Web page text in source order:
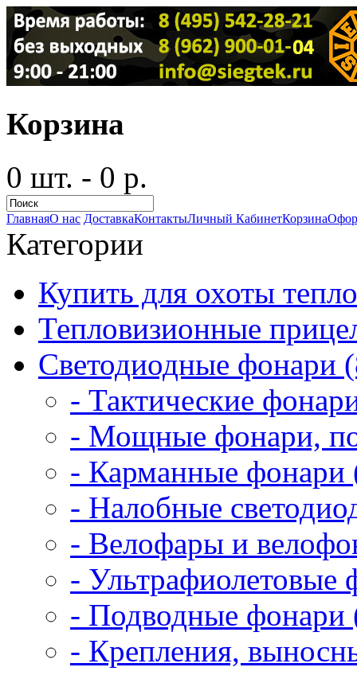
Корзина
0 шт. - 0 р.
ГлавнаяО нас ДоставкаКонтактыЛичный КабинетКорзина
Категории
Купить для охоты
Тепловизионные
Светодиодные фонари
- Тактические
- Мощные фонари,
- Карманные фонари
- Налобные
- Велофары и
- Ультрафиолетовые
- Подводные фонари
- Крепления,